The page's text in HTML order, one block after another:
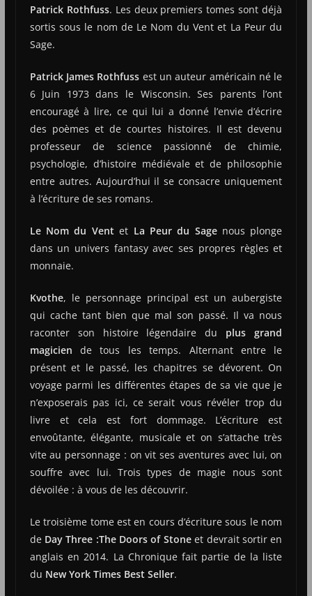
Patrick Rothfuss. Les deux premiers tomes sont déjà
sortis sous le nom de Le Nom du Vent et La Peur du
Sage.
Patrick James Rothfuss est un auteur américain né le
6 Juin 1973 dans le Wisconsin. Ses parents l’ont
encouragé à lire, ce qui lui a donné l’envie d’écrire
des poèmes et de courtes histoires. Il est devenu
professeur de science passionné de chimie,
psychologie, d’histoire médiévale et de philosophie
entre autres. Aujourd’hui il se consacre uniquement
à l’écriture de ses romans.
Le Nom du Vent et La Peur du Sagenous plonge
dans un univers fantasy avec ses propres règles et
monnaie.
Kvothe, le personnage principal est un aubergiste
qui cache tant bien que mal son passé. Il va nous
raconter son histoire légendaire du plus grand
magicien de tous les temps. Alternant entre le
présent et le passé, les chapitres se dévorent. On
voyage parmi les différentes étapes de sa vie que je
n’exposerais pas ici, ce serait vous révéler trop du
livre et cela est fort dommage. L’écriture est
envoûtante, élégante, musicale et on s’attache très
vite au personnage : on vit ses aventures avec lui, on
souffre avec lui. Trois types de magie nous sont
dévoilée : à vous de les découvrir.
Le troisième tome est en cours d’écriture sous le nom
de Day Three :The Doors of Stoneet devrait sortir en
anglais en 2014. La Chronique fait partie de la liste
du New York Times Best Seller.